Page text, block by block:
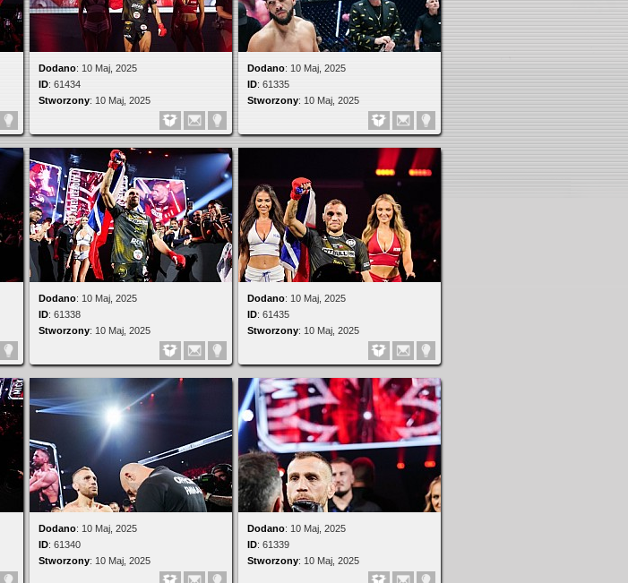
Dodano: 10 Maj, 2025
ID: 61335
Stworzony: 10 Maj, 2025
Dodano: 10 Maj, 2025
ID: 61434
Stworzony: 10 Maj, 2025
Dodano: 10 Maj, 2025
ID: 61435
Stworzony: 10 Maj, 2025
Dodano: 10 Maj, 2025
ID: 61338
Stworzony: 10 Maj, 2025
Dodano: 10 Maj, 2025
ID: 61339
Stworzony: 10 Maj, 2025
Dodano: 10 Maj, 2025
ID: 61340
Stworzony: 10 Maj, 2025